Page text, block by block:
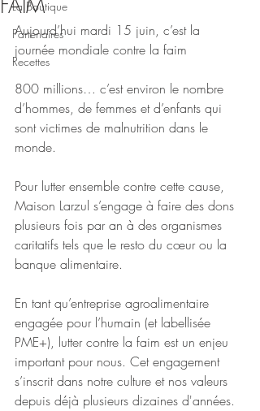
La Boutique
Partenaires
Recettes
FAIM
Aujourd’hui mardi 15 juin, c’est la
journée mondiale contre la faim
800 millions… c’est environ le nombre
d’hommes, de femmes et d’enfants qui
sont victimes de malnutrition dans le
monde.
Pour lutter ensemble contre cette cause,
Maison Larzul s’engage à faire des dons
plusieurs fois par an à des organismes
caritatifs tels que le resto du cœur ou la
banque alimentaire.
En tant qu’entreprise agroalimentaire
engagée pour l’humain (et labellisée
PME+), lutter contre la faim est un enjeu
important pour nous. Cet engagement
s’inscrit dans notre culture et nos valeurs
depuis déjà plusieurs dizaines d'années.